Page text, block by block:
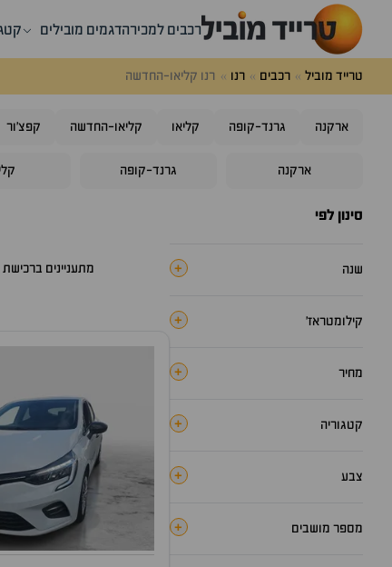
רכבים למכירהדגמים מובילים
טרייד מוביל רכבים רנו רנו קליאו-החדשה
ארקנה גרנד-קופה קליאו קליאו-החדשה קפצ'ור
ארקנה גרנד-קופה
סינון לפי
שנה +
קילומטראז׳ +
מחיר +
קטגוריה +
צבע +
מספר מושבים +
מתעניינים ברכישת